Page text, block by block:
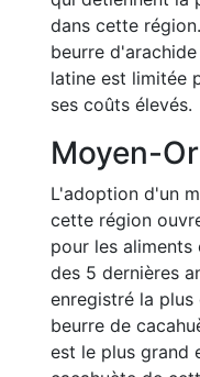
dans cette
beurre
latine est limitée
ses coûts élevés.
Moyen-
L'adoption d'un
cette région
pour les aliments
des 5 dernières
enregistré la
beurre de
est le plus grand